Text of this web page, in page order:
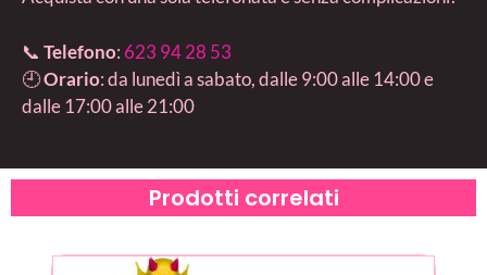
📞 Telefono: 623 94 28 53
🕘Orario: da lunedì a sabato, dalle 9:00 alle 14:00 e
dalle 17:00 alle 21:00
Prodotti correlati